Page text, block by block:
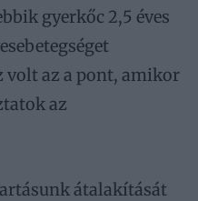
gyerkőc 2,5 éves
volt az a pont, amikor
az
átalakítását